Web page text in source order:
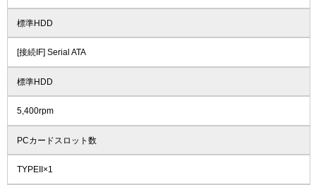
標準HDD
[接続IF] Serial ATA
標準HDD
5,400rpm
PCカードスロット数
TYPEII×1